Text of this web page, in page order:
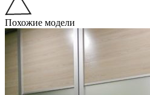
Похожие модели